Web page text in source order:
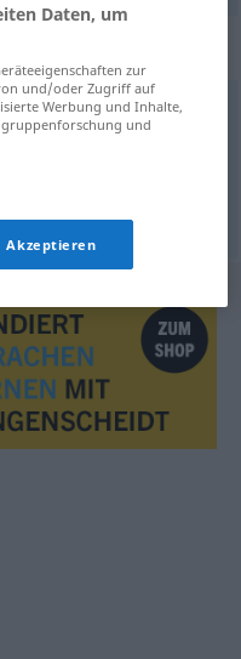
,spöttisch,
Daten, um
zur
und/oder Zugriff auf
Werbung und Inhalte,
und
Akzeptieren